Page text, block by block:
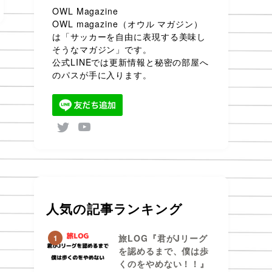
OWL Magazine
OWL magazine（オウル マガジン）
は「サッカーを自由に表現する美味し
そうなマガジン」です。
公式LINEでは更新情報と秘密の部屋へ
のパスが手に入ります。
人気の記事ランキング
1
旅LOG『君がJリーグ
を認めるまで、僕は歩
くのをやめない！！』